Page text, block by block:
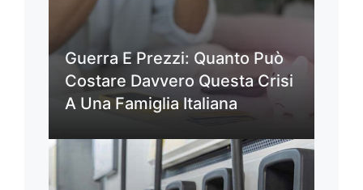
Guerra E Prezzi: Quanto Può
Costare Davvero Questa Crisi
A Una Famiglia Italiana